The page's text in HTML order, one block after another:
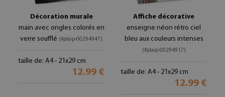
Décoration murale
main avec ongles colorés en
verre soufflé (#plaip-00294947)
taille de: A4 - 21x29 cm
12.99 €
Affiche décorative
enseigne néon rétro ciel
bleu aux couleurs intenses
(#plaip-00294917)
taille de: A4 - 21x29 cm
12.99 €